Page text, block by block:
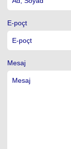
E-poçt
Mesaj